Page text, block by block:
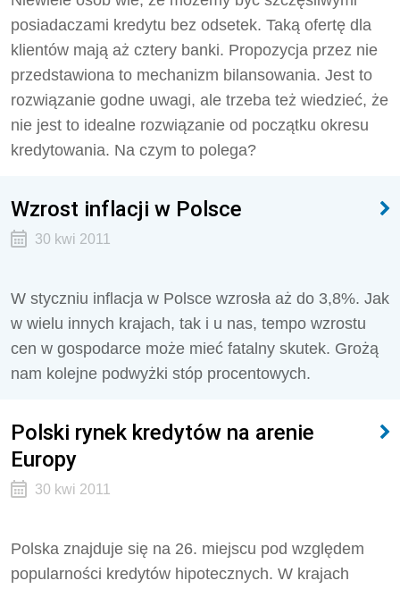
posiadaczami kredytu bez odsetek. Taką ofertę dla
klientów mają aż cztery banki. Propozycja przez nie
przedstawiona to mechanizm bilansowania. Jest to
rozwiązanie godne uwagi, ale trzeba też wiedzieć, że
nie jest to idealne rozwiązanie od początku okresu
kredytowania. Na czym to polega?
Wzrost inflacji w Polsce
30 kwi 2011
W styczniu inflacja w Polsce wzrosła aż do 3,8%. Jak
w wielu innych krajach, tak i u nas, tempo wzrostu
cen w gospodarce może mieć fatalny skutek. Grożą
nam kolejne podwyżki stóp procentowych.
Polski rynek kredytów na arenie
Europy
30 kwi 2011
Polska znajduje się na 26. miejscu pod względem
popularności kredytów hipotecznych. W krajach